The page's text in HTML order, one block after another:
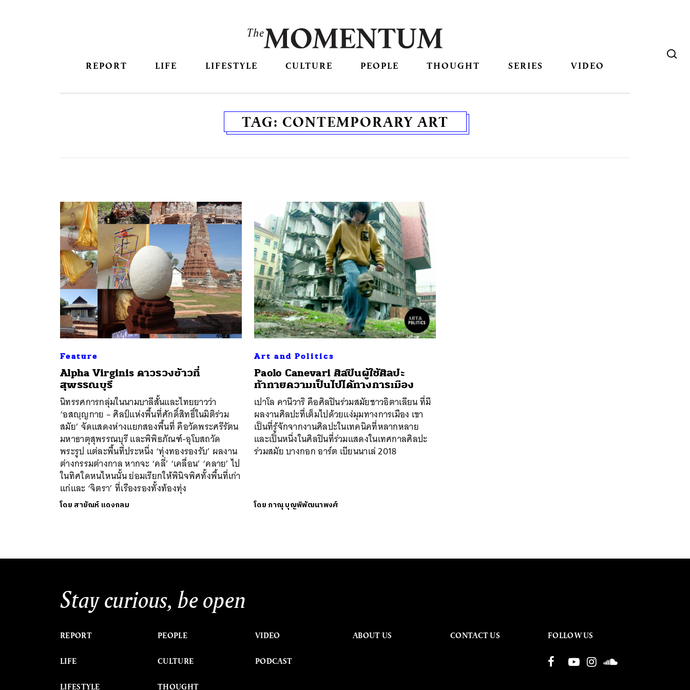
REPORT LIFE LIFESTYLE CULTURE PEOPLE THOUGHT SERIES VIDEO
TAG: CONTEMPORARY ART
Feature
Alpha Virginis ดาวรวงข้าวที่
สุพรรณบุรี
นิทรรศการกลุ่มในนามบาลีสั้นและไทยยาวว่า
‘อสญฺญกาย – ศิลป์แห่งพื้นที่ศักดิ์สิทธิ์ในมิติร่วม
สมัย’ จัดแสดงห่างแยกสองพื้นที่ คือวัดพระศรีรัตน
มหาธาตุสุพรรณบุรี และพิพิธภัณฑ์-อุโบสถวัด
พระรูป แต่ละพื้นที่ประหนึ่ง ‘ทุ่งทองรองรับ’ ผลงาน
ต่างกรรมต่างกาล หากจะ ‘คลี่’ ‘เคลื่อน’ ‘คลาย’ ไป
ในทิศใดหนไหนนั้น ย่อมเรียกให้พินิจพิศทั้งพื้นที่เก่า
แก่และ ‘จิตรา’ ที่เรืองรองทั้งท้องทุ่ง
โดย สายัณห์ แดงกลม
Art and Politics
Paolo Canevari ศิลปินผู้ใช้ศิลปะ
ท้าทายความเป็นไปได้ทางการเมือง
เปาโล คานีวาริ คือศิลปินร่วมสมัยชาวอิตาเลียน ที่มี
ผลงานศิลปะที่เต็มไปด้วยแง่มุมทางการเมือง เขา
เป็นที่รู้จักจากงานศิลปะในเทคนิคที่หลากหลาย
และเป็นหนึ่งในศิลปินที่ร่วมแสดงในเทศกาลศิลปะ
ร่วมสมัย บางกอก อาร์ต เบียนนาเล่ 2018
โดย ภาณุ บุญพิพัฒนาพงศ์
Stay curious, be open
REPORT
LIFE
LIFESTYLE
PEOPLE
CULTURE
THOUGHT
VIDEO
PODCAST
ABOUT US CONTACT US FOLLOW US
SHARE TWEET LINE EMAIL